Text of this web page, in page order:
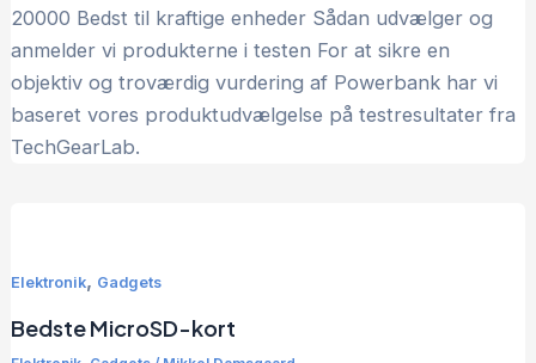
20000 Bedst til kraftige enheder Sådan udvælger og
anmelder vi produkterne i testen For at sikre en
objektiv og troværdig vurdering af Powerbank har vi
baseret vores produktudvælgelse på testresultater fra
TechGearLab.
Elektronik, Gadgets
Bedste MicroSD-kort